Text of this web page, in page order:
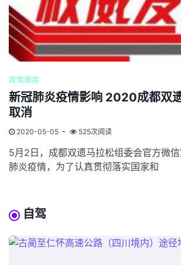
宾馆酒店
新冠肺炎疫情影响 2020成都双
取消
2020-05-05 525次阅读
5月2日，成都双遗马拉松组委会官方微
肺炎疫情，为了认真贯彻落实国家和
自驾